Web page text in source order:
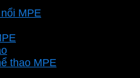
MPE
thao MPE